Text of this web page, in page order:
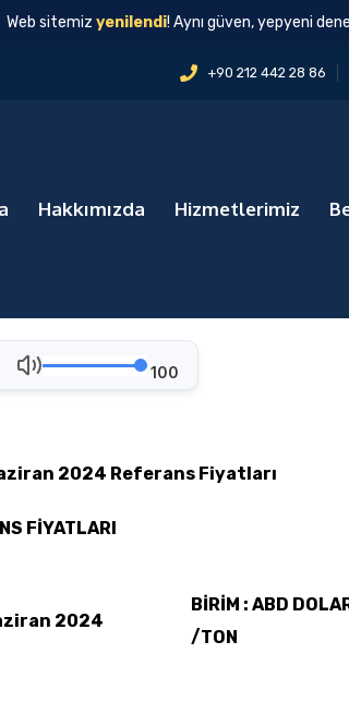
Web sitemiz yenilendi! Aynı güven, yepyeni
+90 212 442 28 86
Hakkımızda Hizmetlerimiz
100
2024 Referans Fiyatları
FİYATLARI
2024
BİRİM : ABD
/TON